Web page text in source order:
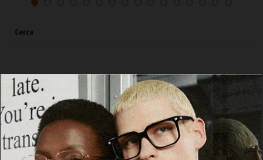
Cerca
Cerca
Facebook
Threads
Instagram
X YouTube